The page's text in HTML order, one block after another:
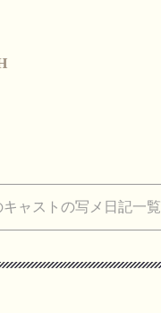
キャストの写メ日記一覧